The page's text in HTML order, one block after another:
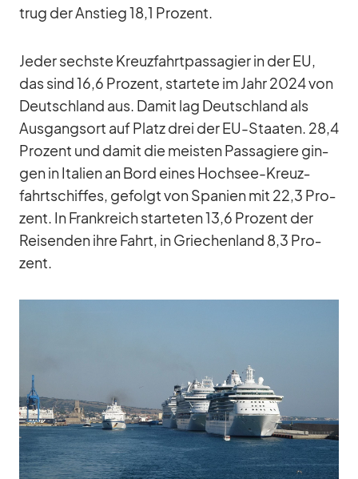
trug der An­stieg 18,1 Pro­zent.
Je­der sechste Kreuz­fahrt­pas­sa­gier in der EU,
das sind 16,6 Pro­zent, star­tete im Jahr 2024 von
Deutsch­land aus. Da­mit lag Deutsch­land als
Aus­gangs­ort auf Platz drei der EU-Staa­ten. 28,4
Pro­zent und da­mit die meis­ten Pas­sa­giere gin­
gen in Ita­lien an Bord ei­nes Hoch­see-Kreuz­
fahrt­schif­fes, ge­folgt von Spa­nien mit 22,3 Pro­
zent. In Frank­reich star­te­ten 13,6 Pro­zent der
Rei­sen­den ihre Fahrt, in Grie­chen­land 8,3 Pro­
zent.